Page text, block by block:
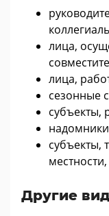
лица,
лица,
сезонные
субъекты,
субъекты,
Другие